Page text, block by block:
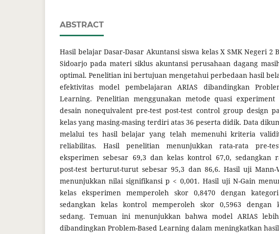
ABSTRACT
Hasil belajar Dasar-Dasar Akuntansi siswa kelas X SMK Negeri 2
Sidoarjo pada materi siklus akuntansi perusahaan dagang
optimal. Penelitian ini bertujuan mengetahui perbedaan hasil
efektivitas model pembelajaran ARIAS dibandingkan
Learning. Penelitian menggunakan metode quasi experiment
desain nonequivalent pre-test post-test control group design
kelas yang masing-masing terdiri atas 36 peserta didik. Data
melalui tes hasil belajar yang telah memenuhi kriteria
reliabilitas. Hasil penelitian menunjukkan rata-rata pre-
eksperimen sebesar 69,3 dan kelas kontrol 67,0, sedangkan
post-test berturut-turut sebesar 95,3 dan 86,6. Hasil uji Mann-
menunjukkan nilai signifikansi p < 0,001. Hasil uji N-Gain
kelas eksperimen memperoleh skor 0,8470 dengan
sedangkan kelas kontrol memperoleh skor 0,5963 dengan
sedang. Temuan ini menunjukkan bahwa model ARIAS
dibandingkan Problem-Based Learning dalam meningkatkan